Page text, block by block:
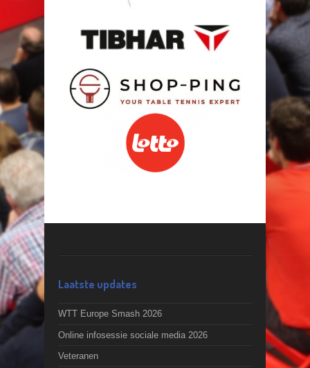
Laatste updates
WTT Europe Smash 2026
Online infosessie sociale media 2026
Veteranen